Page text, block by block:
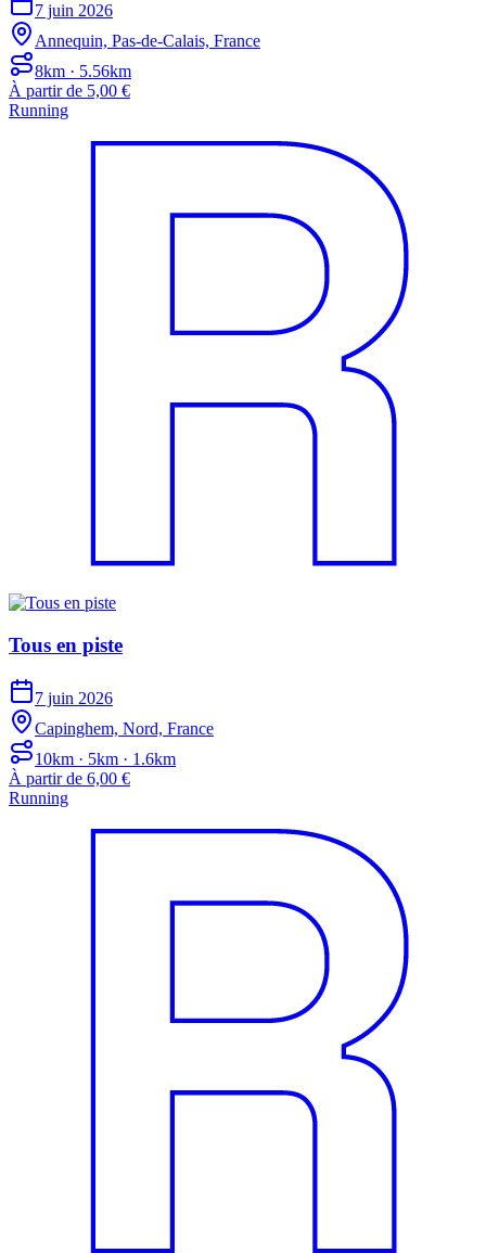
7 juin 2026
Annequin, Pas-de-Calais, France
8km · 5.56km
À partir de 5,00 €
Running
Tous en piste
7 juin 2026
Capinghem, Nord, France
10km · 5km · 1.6km
À partir de 6,00 €
Running